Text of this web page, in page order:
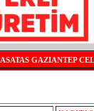
GAZIANTEP